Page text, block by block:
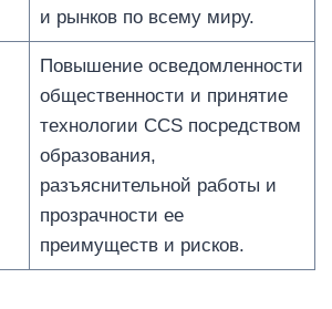
и рынков по всему миру.
Повышение осведомленности
общественности и принятие
технологии CCS посредством
образования,
разъяснительной работы и
прозрачности ее
преимуществ и рисков.